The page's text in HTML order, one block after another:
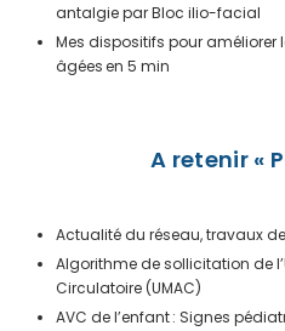
antalgie par Bloc ilio-facial
Mes dispositifs pour améliorer
âgées en 5 min
A retenir «
Actualité du réseau, travaux
Algorithme de sollicitation de
Circulatoire (UMAC)
AVC de l’enfant : Signes